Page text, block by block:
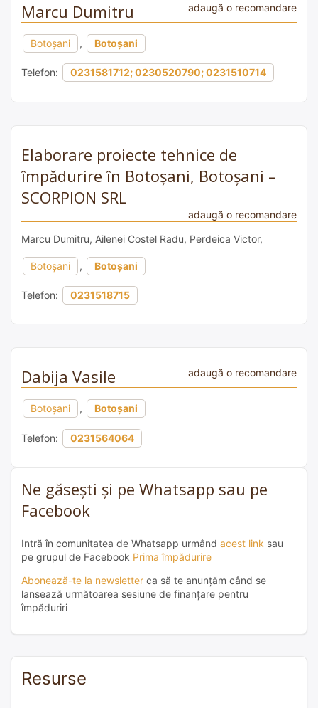
Marcu Dumitru adaugă o recomandare
Botoșani , Botoșani
Telefon: 0231581712; 0230520790; 0231510714
Elaborare proiecte tehnice de
împădurire în Botoșani, Botoșani –
SCORPION SRL
adaugă o recomandare
Marcu Dumitru, Ailenei Costel Radu, Perdeica Victor,
Botoșani , Botoșani
Telefon: 0231518715
Dabija Vasile adaugă o recomandare
Botoșani , Botoșani
Telefon: 0231564064
Ne găsești și pe Whatsapp sau pe
Facebook
Intră în comunitatea de Whatsapp urmând acest link sau
pe grupul de Facebook Prima împădurire
Abonează-te la newsletter ca să te anunțăm când se
lansează următoarea sesiune de finanțare pentru
împăduriri
Resurse